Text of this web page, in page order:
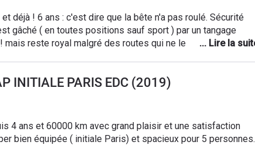
déjà ! 6 ans : c'est dire que la bête n'a pas roulé. Sécurité
gâché ( en toutes positions sauf sport ) par un tangage
mais reste royal malgré des routes qui ne le sont pas
peu. Nous faisons régulièrement 900 Km que nous
raisonnable (8 l à 8,5 l chargé sièges rabattus 2
à 35 000 Km de petits bruits vers la BA....mais mon
INITIALE PARIS EDC (2019)
4 ans et 60000 km avec grand plaisir et une satisfaction
bien équipée ( initiale Paris) et spacieux pour 5 personnes.